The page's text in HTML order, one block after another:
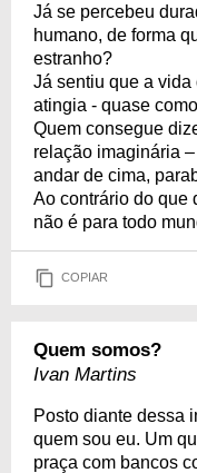
Já se percebeu
humano, de forma
estranho?
Já sentiu que a
atingia - quase
Quem consegue
relação imaginária
andar de cima,
Ao contrário do que
não é para todo
COPIAR
Quem somos?
Ivan Martins
Posto diante dessa
quem sou eu. Um
praça com bancos